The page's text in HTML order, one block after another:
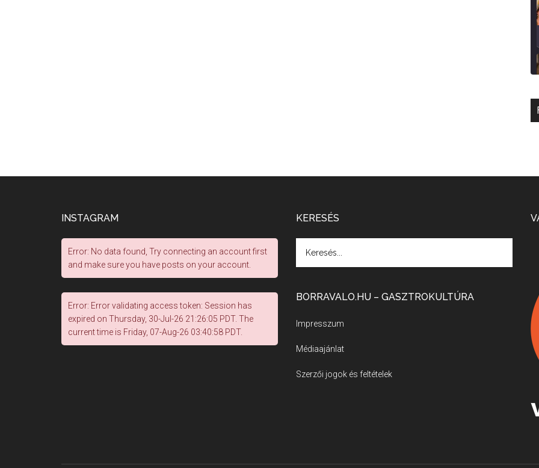
INSTAGRAM
Error: No data found, Try connecting an account first
and make sure you have posts on your account.
Error: Error validating access token: Session has
expired on Thursday, 30-Jul-26 21:26:05 PDT. The
current time is Friday, 07-Aug-26 03:40:58 PDT.
KERESÉS
BORRAVALO.HU – GASZTROKULTÚRA
Impresszum
Médiaajánlat
Szerzői jogok és feltételek